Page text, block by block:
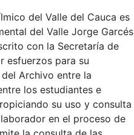
del Valle del Cauca es
del Valle Jorge Garcés
con la Secretaría de
esfuerzos para su
Archivo entre la
los estudiantes e
su uso y consulta
en el proceso de